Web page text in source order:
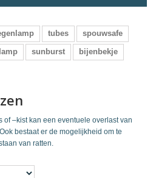
tubes
spouwsafe
sunburst
bijenbekje
of –kist kan een eventuele overlast van
bestaat er de mogelijkheid om te
van ratten.